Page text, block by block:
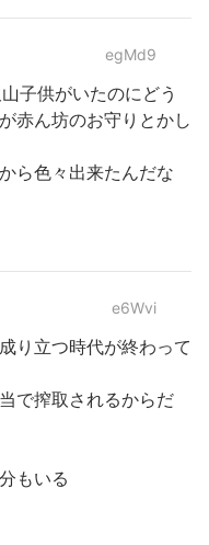
egMd9
子供がいたのにどう
赤ん坊のお守りとかし
ら色々出来たんだな
e6Wvi
り立つ時代が終わって
で搾取されるからだ
もいる